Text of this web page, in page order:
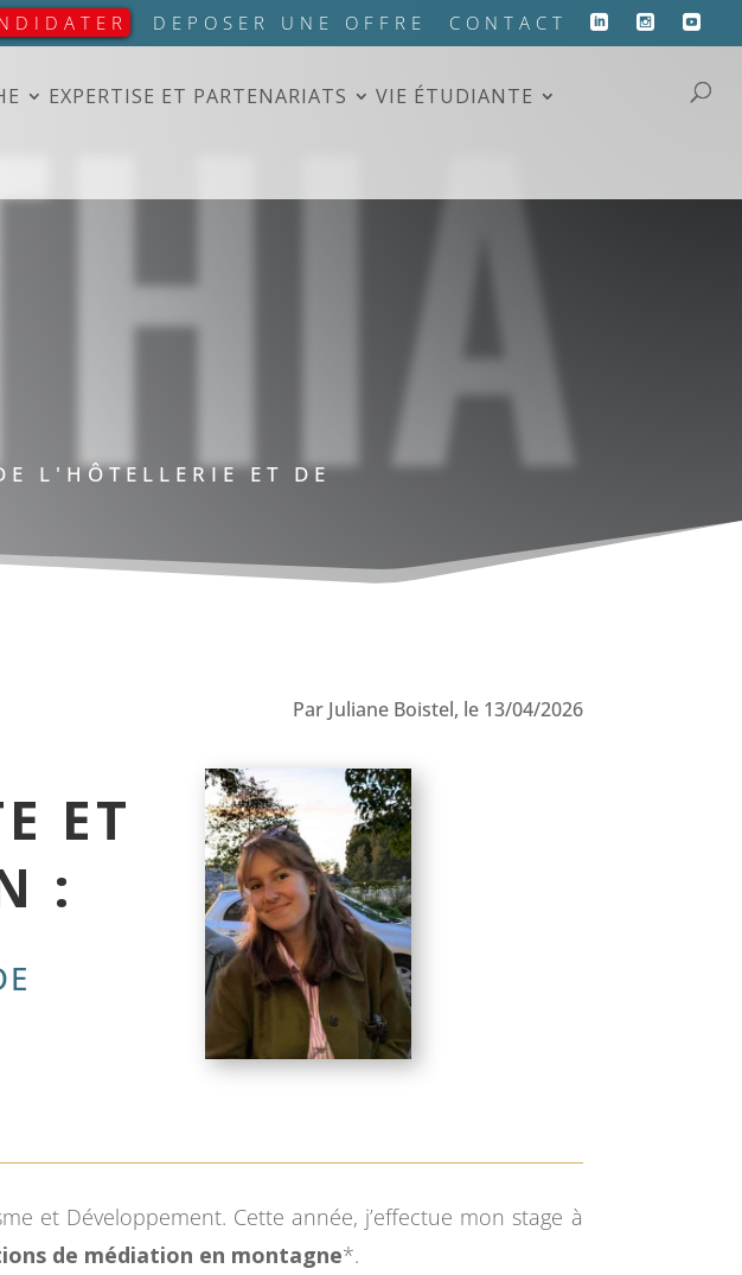
DEPOSER UNE OFFRE CONTACT
EXPERTISE ET PARTENARIATS VIE ÉTUDIANTE
L'HÔTELLERIE ET DE
Par Juliane Boistel, le 13/04/2026
ET
:
et Développement. Cette année, j’effectue mon stage à
de médiation en montagne*.